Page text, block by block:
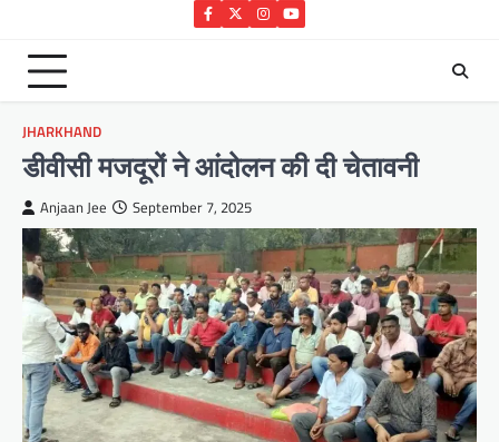
Facebook
TwitterInstagram
YouTube
JHARKHAND
डीवीसी मजदूरों ने आंदोलन की दी चेतावनी
Anjaan Jee September 7, 2025